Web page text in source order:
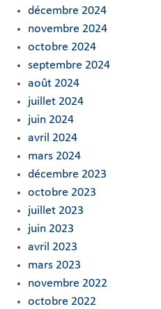
décembre 2024
novembre 2024
octobre 2024
septembre 2024
août 2024
juillet 2024
juin 2024
avril 2024
mars 2024
décembre 2023
octobre 2023
juillet 2023
juin 2023
avril 2023
mars 2023
novembre 2022
octobre 2022